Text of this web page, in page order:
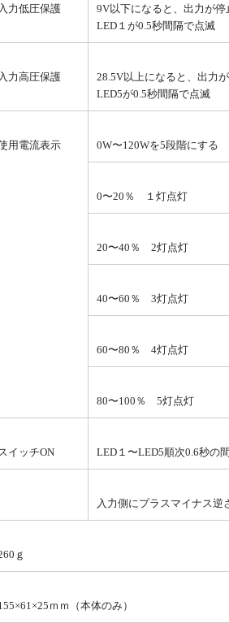
入力低圧保護
9V以下になると、出力が停
LED１が0.5秒間隔で点滅
入力高圧保護
28.5V以上になると、出力
LED5が0.5秒間隔で点滅
用電流表示 0W〜120Wを5段階にする
0〜20％ １灯点灯
20〜40％ 2灯点灯
40〜60％ 3灯点灯
60〜80％ 4灯点灯
80〜100％ 5灯点灯
イッチON LED１〜LED5順次0.6秒の
入力側にプラスマイナス逆
ｇ
ｍｍ（本体のみ）